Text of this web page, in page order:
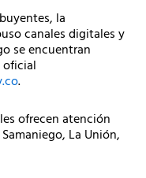
la
canales digitales y
se encuentran
oficial
.
ofrecen atención
La Unión,